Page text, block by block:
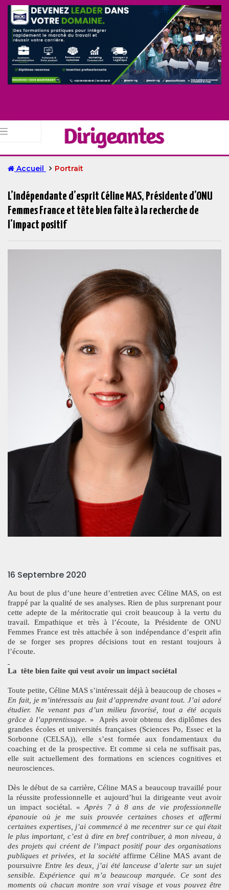
Accueil Portrait
L’indépendante d’esprit Céline MAS, Présidente d’ONU
Femmes France et tête bien faite à la recherche de
l’impact positif
16 Septembre 2020
Au bout de plus d’une heure d’entretien avec Céline MAS, on est
frappé par la qualité de ses analyses. Rien de plus surprenant pour
cette adepte de la méritocratie qui croit beaucoup à la vertu du
travail. Empathique et très à l’écoute, la Présidente de ONU
Femmes France est très attachée à son indépendance d’esprit afin
de se forger ses propres décisions tout en restant toujours à
l’écoute.
La tête bien faite qui veut avoir un impact sociétal
Toute petite, Céline MAS s’intéressait déjà à beaucoup de choses «
En fait, je m’intéressais au fait d’apprendre avant tout. J’ai adoré
étudier. Ne venant pas d’un milieu favorisé, tout a été acquis
grâce à l’apprentissage. »
Après avoir obtenu des diplômes des
grandes écoles et universités françaises (Sciences Po, Essec et la
Sorbonne (CELSA)), elle s’est formée aux fondamentaux du
coaching et de la prospective. Et comme si cela ne suffisait pas,
elle suit actuellement des formations en sciences cognitives et
neurosciences.
Dès le début de sa carrière, Céline MAS a beaucoup travaillé pour
la réussite professionnelle et aujourd’hui la dirigeante veut avoir
un impact sociétal. « Après 7 à 8 ans de vie professionnelle
épanouie où je me suis prouvée certaines choses et affermi
certaines expertises, j’ai commencé à me recentrer sur ce qui était
le plus important, c’est à dire en bref contribuer, à mon niveau, à
des projets qui créent de l’impact positif pour des organisations
publiques et privées, et la sociétéaffirme Céline MAS avant de
poursuivre Entre les deux, j’ai été lanceuse d’alerte sur un sujet
sensible. Expérience qui m’a beaucoup marquée. Ce sont des
moments où chacun montre son vrai visage et vous pouvez être